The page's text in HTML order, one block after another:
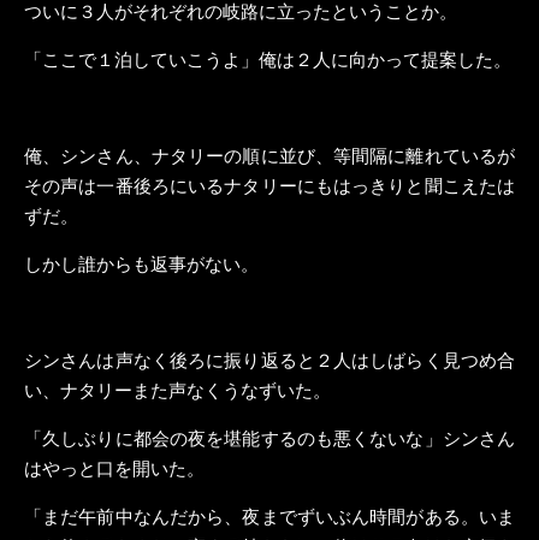
ついに３人がそれぞれの岐路に立ったということか。
「ここで１泊していこうよ」俺は２人に向かって提案した。
俺、シンさん、ナタリーの順に並び、等間隔に離れているが
その声は一番後ろにいるナタリーにもはっきりと聞こえたは
ずだ。
しかし誰からも返事がない。
シンさんは声なく後ろに振り返ると２人はしばらく見つめ合
い、ナタリーまた声なくうなずいた。
「久しぶりに都会の夜を堪能するのも悪くないな」シンさん
はやっと口を開いた。
「まだ午前中なんだから、夜までずいぶん時間がある。いま